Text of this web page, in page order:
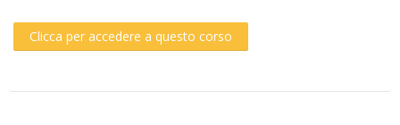
Clicca per accedere a questo corso